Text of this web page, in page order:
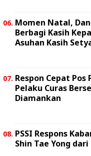
Momen Natal,
Berbagi Kasih
Asuhan Kasih
Respon Cepat
Pelaku Curas
Diamankan
PSSI Respons
Shin Tae Yong